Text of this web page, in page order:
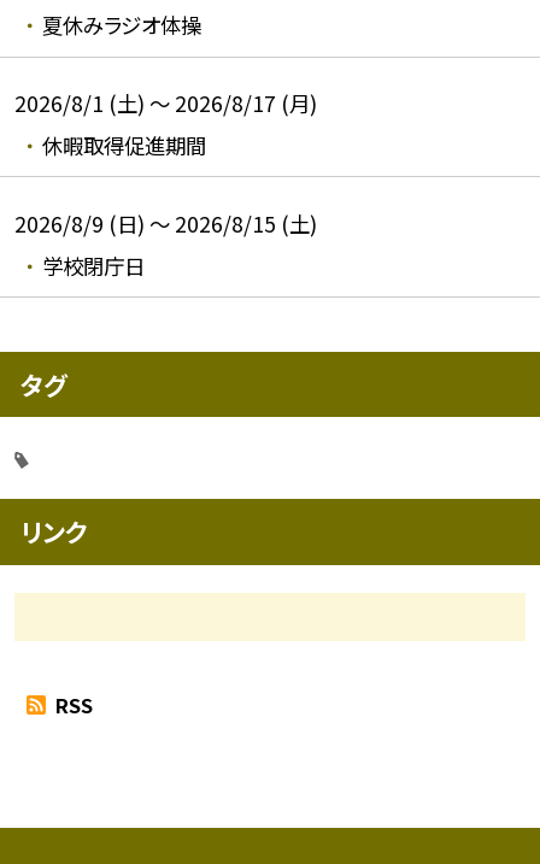
夏休みラジオ体操
2026/8/1 (土) ～ 2026/8/17 (月)
休暇取得促進期間
2026/8/9 (日) ～ 2026/8/15 (土)
学校閉庁日
タグ
リンク
RSS